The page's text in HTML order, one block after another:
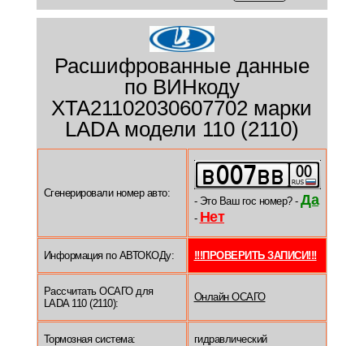
Расшифрованные данные
по ВИНкоду
XTA21102030607702 марки
LADA модели 110 (2110)
Сгенерировали номер авто:
- Это Ваш гос номер? - Да
- Нет
Информация по АВТОКОДу: !!!ПРОВЕРИТЬ ЗАПИСИ!!!
Рассчитать ОСАГО для
LADA 110 (2110):
Онлайн ОСАГО
Тормозная система: гидравлический